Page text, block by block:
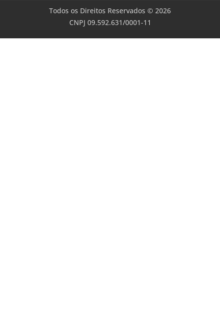
Todos os Direitos Reservados © 2026
CNPJ 09.592.631/0001-11